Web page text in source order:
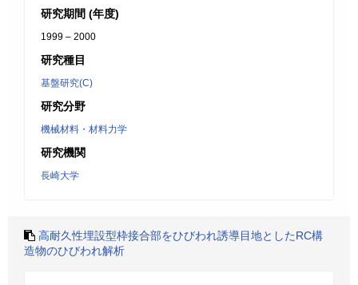
研究期間 (年度)
1999 – 2000
研究種目
基盤研究(C)
研究分野
機械材料・材料力学
研究機関
長崎大学
高耐久性埋設型枠接合部をひびわれ誘導目地としたRC構
造物のひびわれ解析